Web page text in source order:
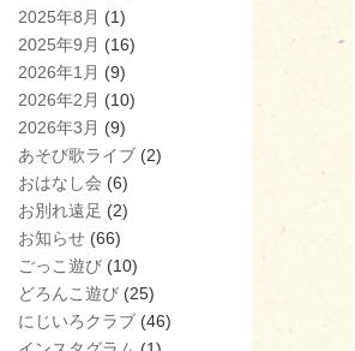
2025年8月 (1)
2025年9月 (16)
2026年1月 (9)
2026年2月 (10)
2026年3月 (9)
あそび歌ライブ (2)
おはなし会 (6)
お別れ遠足 (2)
お知らせ (66)
ごっこ遊び (10)
どろんこ遊び (25)
にじいろクラブ (46)